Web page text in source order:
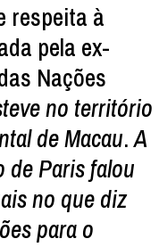
respeita à
pela ex-
Nações
no território
de Macau.A
de Paris falou
no que diz
para o